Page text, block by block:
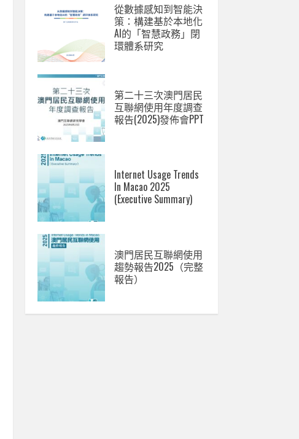
從數據感知到智能決
策：構建基於本地化
AI的「智慧政務」閉
環體系研究
第二十三次澳門居民
互聯網使用年度調查
報告(2025)發佈會PPT
Internet Usage Trends
In Macao 2025
(Executive Summary)
澳門居民互聯網使用
趨勢報告2025（完整
報告）